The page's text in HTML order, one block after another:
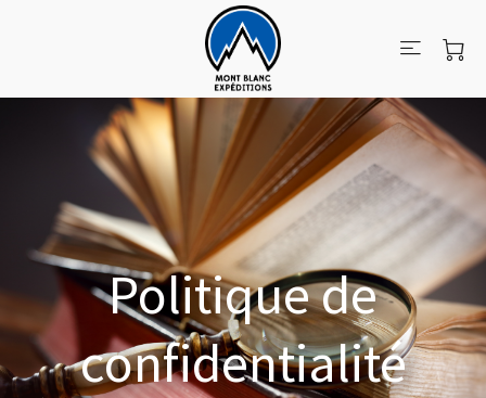
Politique de
confidentialité